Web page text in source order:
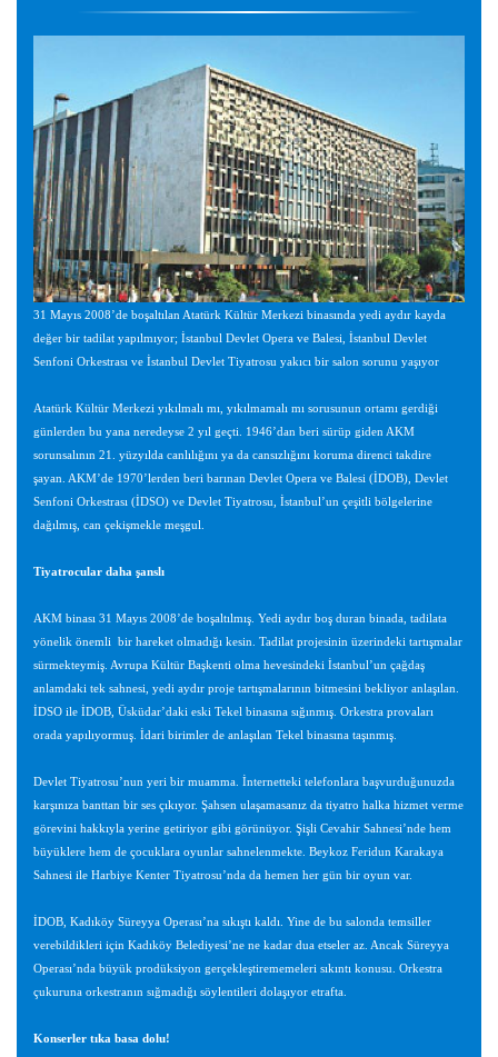
31 Mayıs 2008’de boşaltılan Atatürk Kültür Merkezi binasında yedi aydır kayda
değer bir tadilat yapılmıyor; İstanbul Devlet Opera ve Balesi, İstanbul Devlet
Senfoni Orkestrası ve İstanbul Devlet Tiyatrosu yakıcı bir salon sorunu yaşıyor
Atatürk Kültür Merkezi yıkılmalı mı, yıkılmamalı mı sorusunun ortamı gerdiği
günlerden bu yana neredeyse 2 yıl geçti. 1946’dan beri sürüp giden AKM
sorunsalının 21. yüzyılda canlılığını ya da cansızlığını koruma direnci takdire
şayan. AKM’de 1970’lerden beri barınan Devlet Opera ve Balesi (İDOB), Devlet
Senfoni Orkestrası (İDSO) ve Devlet Tiyatrosu, İstanbul’un çeşitli bölgelerine
dağılmış, can çekişmekle meşgul.
Tiyatrocular daha şanslı
AKM binası 31 Mayıs 2008’de boşaltılmış. Yedi aydır boş duran binada, tadilata
yönelik önemli bir hareket olmadığı kesin. Tadilat projesinin üzerindeki tartışmalar
sürmekteymiş. Avrupa Kültür Başkenti olma hevesindeki İstanbul’un çağdaş
anlamdaki tek sahnesi, yedi aydır proje tartışmalarının bitmesini bekliyor anlaşılan.
İDSO ile İDOB, Üsküdar’daki eski Tekel binasına sığınmış. Orkestra provaları
orada yapılıyormuş. İdari birimler de anlaşılan Tekel binasına taşınmış.
Devlet Tiyatrosu’nun yeri bir muamma. İnternetteki telefonlara başvurduğunuzda
karşınıza banttan bir ses çıkıyor. Şahsen ulaşamasanız da tiyatro halka hizmet verme
görevini hakkıyla yerine getiriyor gibi görünüyor. Şişli Cevahir Sahnesi’nde hem
büyüklere hem de çocuklara oyunlar sahnelenmekte. Beykoz Feridun Karakaya
Sahnesi ile Harbiye Kenter Tiyatrosu’nda da hemen her gün bir oyun var.
İDOB, Kadıköy Süreyya Operası’na sıkıştı kaldı. Yine de bu salonda temsiller
verebildikleri için Kadıköy Belediyesi’ne ne kadar dua etseler az. Ancak Süreyya
Operası’nda büyük prodüksiyon gerçekleştirememeleri sıkıntı konusu. Orkestra
çukuruna orkestranın sığmadığı söylentileri dolaşıyor etrafta.
Konserler tıka basa dolu!